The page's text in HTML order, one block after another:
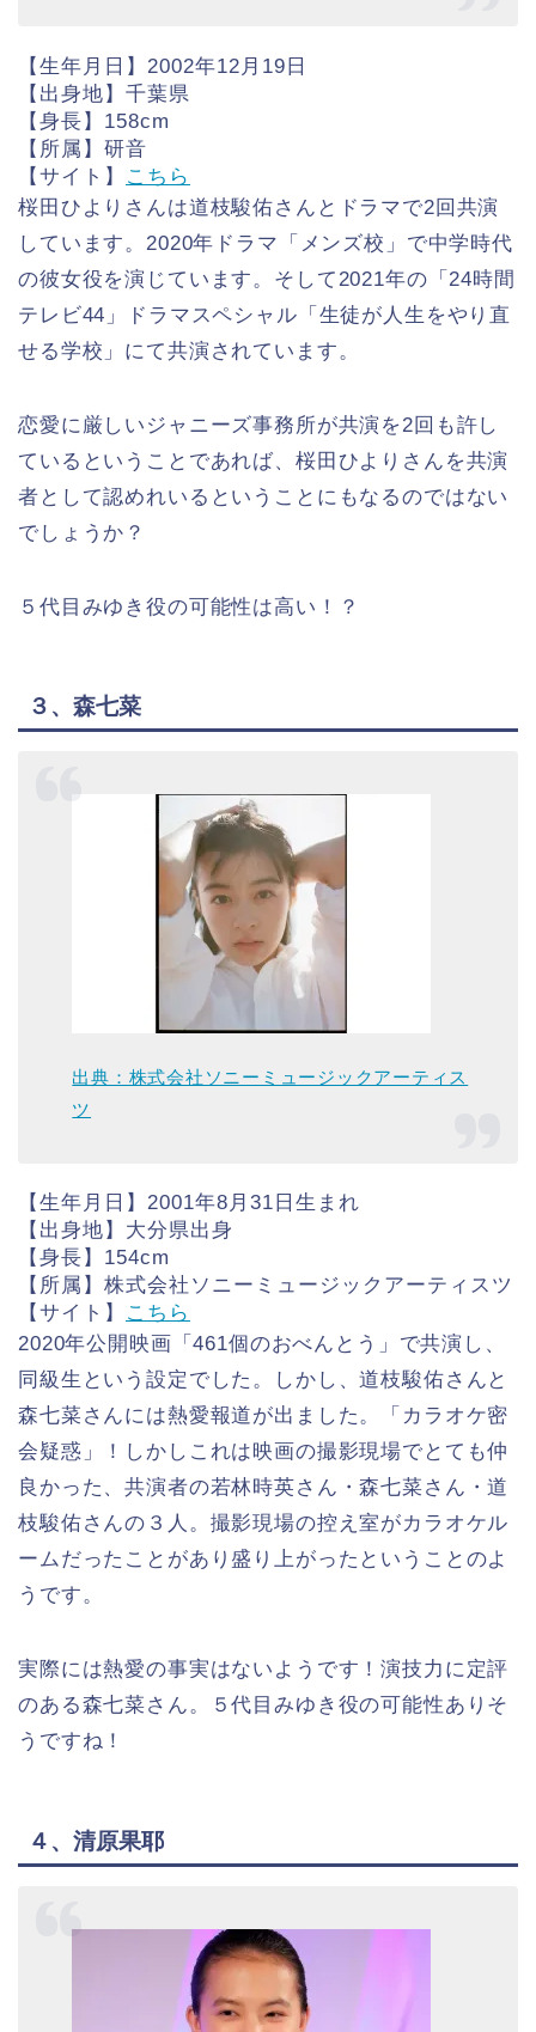
【生年月日】2002年12月19日
【出身地】千葉県
【身長】158cm
【所属】研音
【サイト】
こちら
桜田ひよりさんは道枝駿佑さんとドラマで2回共演
しています。2020年ドラマ「メンズ校」で中学時代
の彼女役を演じています。そして2021年の「24時間
テレビ44」ドラマスペシャル「生徒が人生をやり直
せる学校」にて共演されています。
恋愛に厳しいジャニーズ事務所が共演を2回も許し
ているということであれば、桜田ひよりさんを共演
者として認めれいるということにもなるのではない
でしょうか？
５代目みゆき役の可能性は高い！？
３、森七菜
出典：株式会社ソニーミュージックアーティス
ツ
【生年月日】2001年8月31日生まれ
【出身地】大分県出身
【身長】154cm
【所属】株式会社ソニーミュージックアーティスツ
【サイト】
こちら
2020年公開映画「461個のおべんとう」で共演し、
同級生という設定でした。しかし、道枝駿佑さんと
森七菜さんには熱愛報道が出ました。「カラオケ密
会疑惑」！しかしこれは映画の撮影現場でとても仲
良かった、共演者の若林時英さん・森七菜さん・道
枝駿佑さんの３人。撮影現場の控え室がカラオケル
ームだったことがあり盛り上がったということのよ
うです。
実際には熱愛の事実はないようです！演技力に定評
のある森七菜さん。５代目みゆき役の可能性ありそ
うですね！
４、清原果耶